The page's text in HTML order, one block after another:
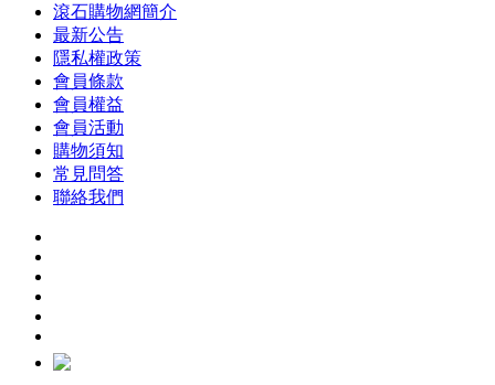
滾石購物網簡介
最新公告
隱私權政策
會員條款
會員權益
會員活動
購物須知
常見問答
聯絡我們